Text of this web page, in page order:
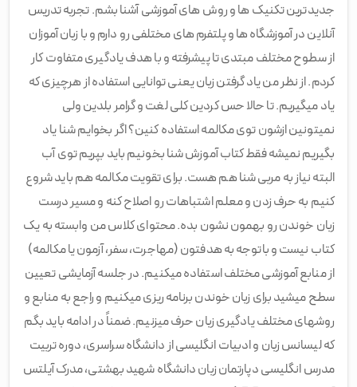
جدیدترین تکنیک ها و روش های آموزشی آشنا بشم. تجربه تدریس
آنلاین در آموزشگاه ها و پلتفرم های مختلفی رو دارم و با زبان آموزان
از سطوح مختلف مبتدی تا پیشرفته و با هدف یادگیری متفاوت کار
کردم. از نظر من یاد گرفتن زبان یعنی توانایی استفاده از هرچیزی که
یاد میگیریم. تا حالا حس کردین کلی لغت و گرامر بلدین ولی
نمیتونین ازشون توی مکالمه استفاده کنین؟ اگر بخوایم شنا یاد
بگیریم نمیشه فقط کتاب آموزش شنا بخونیم باید بپریم توی آب
البته نیاز به مربی شنا هم هست. برای تقویت مکالمه هم باید شروع
کنیم به حرف زدن و معلم اشتباهات رو اصلاح کنه و مسیر درست
زبان خوندن رو بهمون نشون بده. محتوای کلاس من وابسته به یک
کتاب نیست و باتوجه به هدفتون (مهاجرت، سفر، آزمون یا مکالمه)
از منابع آموزشی مختلف استفاده میکنیم. در جلسه آزمایشی تعیین
سطح میشید برای زبان خوندن برنامه ریزی میکنیم و راجع به منابع و
روشهای مختلف یادگیری زبان حرف میزنیم. ضمناً در ادامه باید بگم
که لیسانس زبان و ادبیات انگلیسی از دانشگاه سراسری، دوره تربیت
مدرس انگلیسی دپارتمان زبان دانشگاه شهید بهشتی، مدرک آیلتس